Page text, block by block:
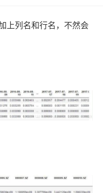
上列名和行名，不然会